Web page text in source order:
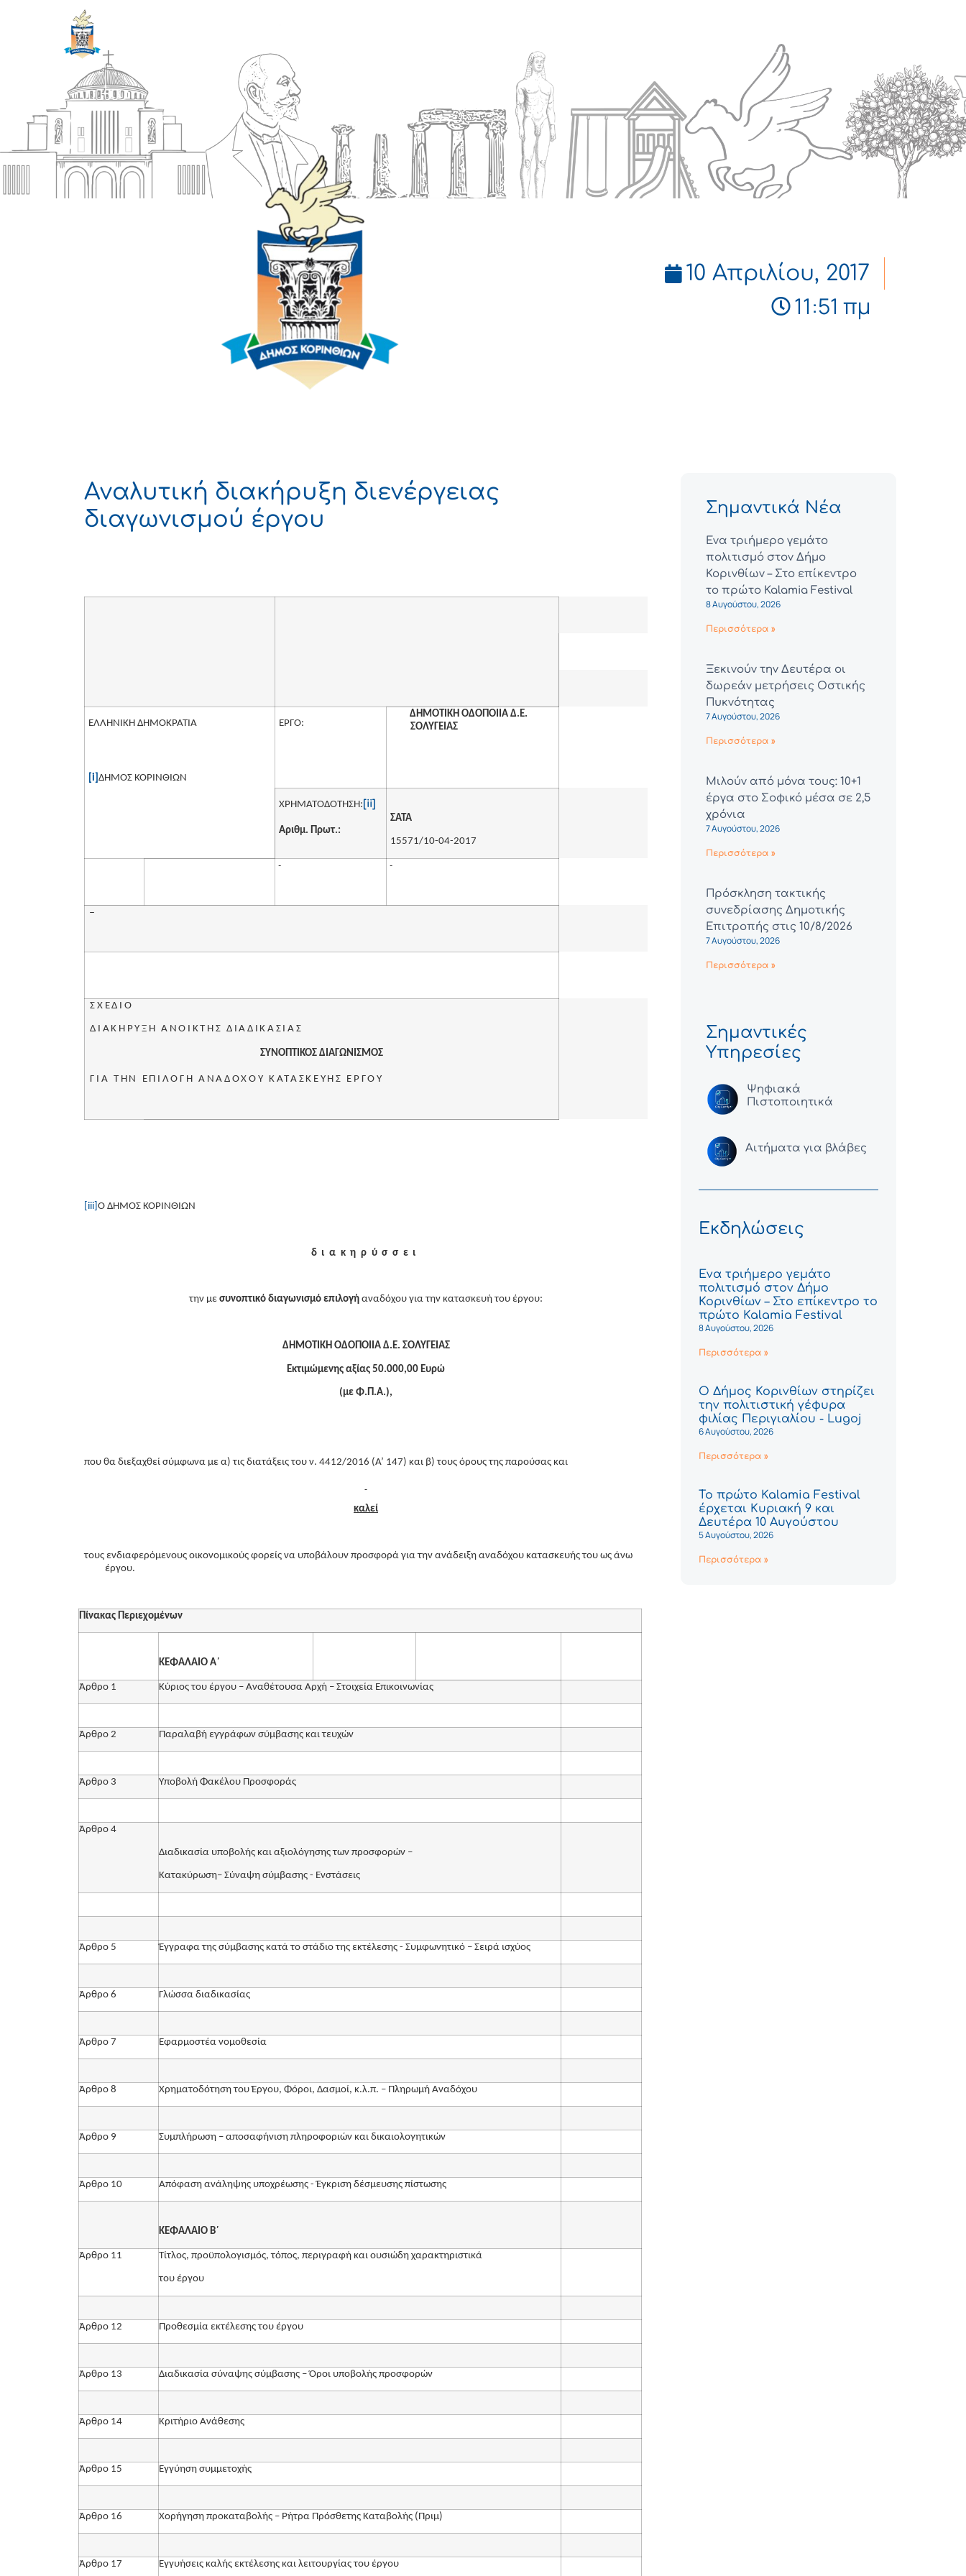
10 Απριλίου, 2017
11:51 πμ
Αναλυτική διακήρυξη διενέργειας
διαγωνισμού έργου
ΕΛΛΗΝΙΚΗ ΔΗΜOΚΡΑΤΙΑ
[i] ΔΗΜΟΣ ΚΟΡΙΝΘΙΩΝ
ΕΡΓΟ:
ΔΗΜΟΤΙΚΗ ΟΔΟΠΟΙΙΑ Δ.Ε.
ΣΟΛΥΓΕΙΑΣ
ΧΡΗΜΑΤΟΔΟΤΗΣΗ:[ii]
Αριθμ. Πρωτ.:
ΣΑΤΑ
15571/10-04-2017
ΣΧΕΔΙΟ
ΔΙΑΚΗΡΥΞΗ ΑΝΟΙΚΤΗΣ ΔΙΑΔΙΚΑΣΙΑΣ
ΣΥΝΟΠΤΙΚΟΣ ΔΙΑΓΩΝΙΣΜΟΣ
ΓΙΑ ΤΗΝ ΕΠΙΛΟΓΗ ΑΝΑΔΟΧΟΥ ΚΑΤΑΣΚΕΥΗΣ ΕΡΓΟΥ
[iii] Ο ΔΗΜΟΣ ΚΟΡΙΝΘΙΩΝ
διακηρύσσει
την με συνοπτικό διαγωνισμό επιλογή αναδόχου για την κατασκευή του έργου:
ΔΗΜΟΤΙΚΗ ΟΔΟΠΟΙΙΑ Δ.Ε. ΣΟΛΥΓΕΙΑΣ
Εκτιμώμενης αξίας 50.000,00 Ευρώ
(με Φ.Π.Α.),
που θα διεξαχθεί σύμφωνα με α) τις διατάξεις του ν. 4412/2016 (Α’ 147) και β) τους όρους της παρούσας και
καλεί
τους ενδιαφερόμενους οικονομικούς φορείς να υποβάλουν προσφορά για την ανάδειξη αναδόχου κατασκευής του ως άνω
έργου.
Πίνακας Περιεχομένων
ΚΕΦΑΛΑΙΟ Α΄
Άρθρο 1 Κύριος του έργου – Αναθέτουσα Αρχή – Στοιχεία Επικοινωνίας
Άρθρο 2 Παραλαβή εγγράφων σύμβασης και τευχών
Άρθρο 3 Υποβολή Φακέλου Προσφοράς
Άρθρο 4
Διαδικασία υποβολής και αξιολόγησης των προσφορών –
Κατακύρωση– Σύναψη σύμβασης - Ενστάσεις
Άρθρο 5 Έγγραφα της σύμβασης κατά το στάδιο της εκτέλεσης - Συμφωνητικό – Σειρά ισχύος
Άρθρο 6 Γλώσσα διαδικασίας
Άρθρο 7 Εφαρμοστέα νομοθεσία
Άρθρο 8 Χρηματοδότηση του Έργου, Φόροι, Δασμοί, κ.λ.π. – Πληρωμή Αναδόχου
Άρθρο 9 Συμπλήρωση – αποσαφήνιση πληροφοριών και δικαιολογητικών
Άρθρο 10 Απόφαση ανάληψης υποχρέωσης - Έγκριση δέσμευσης πίστωσης
ΚΕΦΑΛΑΙΟ Β΄
Άρθρο 11 Τίτλος, προϋπολογισμός, τόπος, περιγραφή και ουσιώδη χαρακτηριστικά
του έργου
Άρθρο 12 Προθεσμία εκτέλεσης του έργου
Άρθρο 13 Διαδικασία σύναψης σύμβασης – Όροι υποβολής προσφορών
Άρθρο 14 Κριτήριο Ανάθεσης
Άρθρο 15 Εγγύηση συμμετοχής
Άρθρο 16 Χορήγηση προκαταβολής – Ρήτρα Πρόσθετης Καταβολής (Πριμ)
Άρθρο 17 Εγγυήσεις καλής εκτέλεσης και λειτουργίας του έργου
Σημαντικά Νέα
Ένα τριήμερο γεμάτο
πολιτισμό στον Δήμο
Κορινθίων – Στο επίκεντρο
το πρώτο Kalamia Festival
8 Αυγούστου, 2026
Περισσότερα »
Ξεκινούν την Δευτέρα οι
δωρεάν μετρήσεις Οστικής
Πυκνότητας
7 Αυγούστου, 2026
Περισσότερα »
Μιλούν από μόνα τους: 10+1
έργα στο Σοφικό μέσα σε 2,5
χρόνια
7 Αυγούστου, 2026
Περισσότερα »
Πρόσκληση τακτικής
συνεδρίασης Δημοτικής
Επιτροπής στις 10/8/2026
7 Αυγούστου, 2026
Περισσότερα »
Σημαντικές
Υπηρεσίες
Ψηφιακά
Πιστοποιητικά
Αιτήματα για βλάβες
Εκδηλώσεις
Ένα τριήμερο γεμάτο
πολιτισμό στον Δήμο
Κορινθίων – Στο επίκεντρο το
πρώτο Kalamia Festival
8 Αυγούστου, 2026
Περισσότερα »
Ο Δήμος Κορινθίων στηρίζει
την πολιτιστική γέφυρα
φιλίας Περιγιαλίου - Lugoj
6 Αυγούστου, 2026
Περισσότερα »
Το πρώτο Kalamia Festival
έρχεται Κυριακή 9 και
Δευτέρα 10 Αυγούστου
5 Αυγούστου, 2026
Περισσότερα »